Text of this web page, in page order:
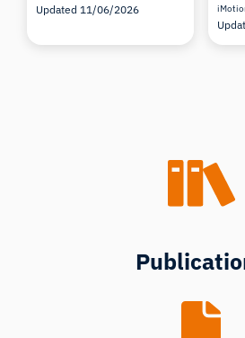
Updated 11/06/2026